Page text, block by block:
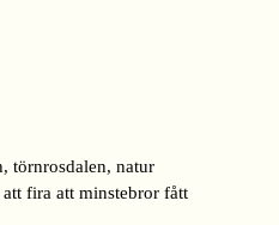
fira att minstebror fått